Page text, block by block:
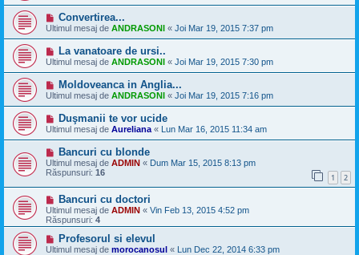
Convertirea...
Ultimul mesaj de ANDRASONI « Joi Mar 19, 2015 7:37 pm
La vanatoare de ursi..
Ultimul mesaj de ANDRASONI « Joi Mar 19, 2015 7:30 pm
Moldoveanca in Anglia...
Ultimul mesaj de ANDRASONI « Joi Mar 19, 2015 7:16 pm
Duşmanii te vor ucide
Ultimul mesaj de Aureliana « Lun Mar 16, 2015 11:34 am
Bancuri cu blonde
Ultimul mesaj de ADMIN « Dum Mar 15, 2015 8:13 pm
Răspunsuri: 16 1 2
Bancuri cu doctori
Ultimul mesaj de ADMIN « Vin Feb 13, 2015 4:52 pm
Răspunsuri: 4
Profesorul si elevul
Ultimul mesaj de morocanosul « Lun Dec 22, 2014 6:33 pm